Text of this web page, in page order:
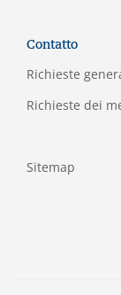
Contatto
Richieste
Richieste dei
Sitemap